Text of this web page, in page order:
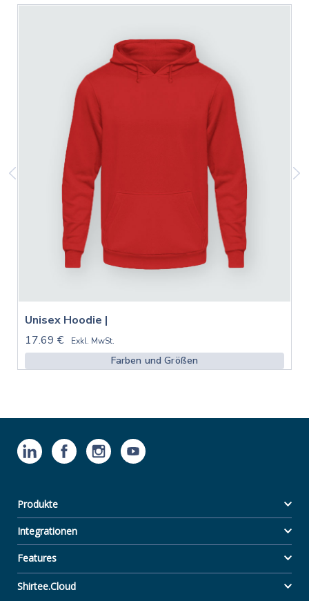
Unisex Hoodie |
17.69 €
Exkl. MwSt.
Farben und Größen
Produkte
Integrationen
Features
Shirtee.Cloud